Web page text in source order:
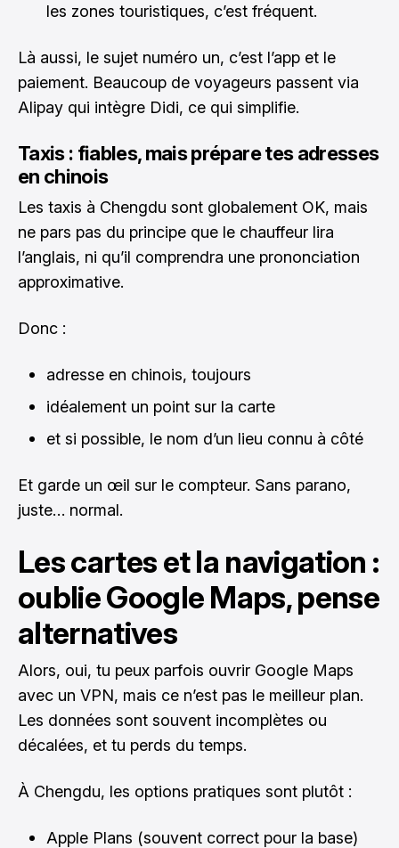
les zones touristiques, c’est fréquent.
Là aussi, le sujet numéro un, c’est l’app et le
paiement. Beaucoup de voyageurs passent via
Alipay qui intègre Didi, ce qui simplifie.
Taxis : fiables, mais prépare tes adresses
en chinois
Les taxis à Chengdu sont globalement OK, mais
ne pars pas du principe que le chauffeur lira
l’anglais, ni qu’il comprendra une prononciation
approximative.
Donc :
adresse en chinois, toujours
idéalement un point sur la carte
et si possible, le nom d’un lieu connu à côté
Et garde un œil sur le compteur. Sans parano,
juste… normal.
Les cartes et la navigation :
oublie Google Maps, pense
alternatives
Alors, oui, tu peux parfois ouvrir Google Maps
avec un VPN, mais ce n’est pas le meilleur plan.
Les données sont souvent incomplètes ou
décalées, et tu perds du temps.
À Chengdu, les options pratiques sont plutôt :
Apple Plans (souvent correct pour la base)